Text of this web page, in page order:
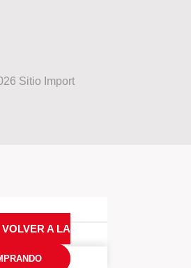
Sitio Import
VOLVER A LA